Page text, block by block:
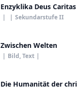
Enzyklika Deus
| | Sekundarstufe II
Zwischen Welten
| Bild, Text |
Die Humanität der